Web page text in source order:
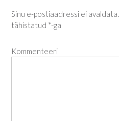
Sinu e-postiaadressi ei avaldata.
tähistatud *-ga
Kommenteeri